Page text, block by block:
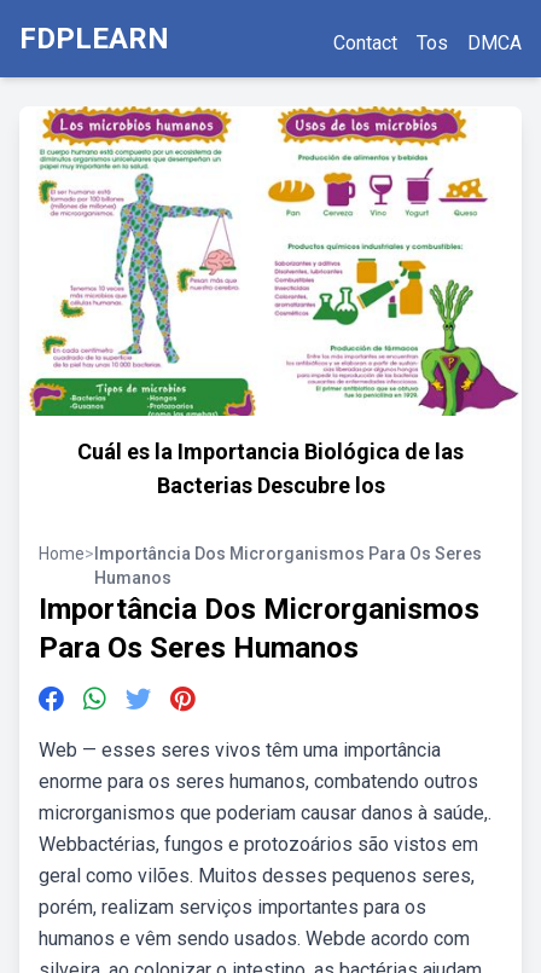
FDPLEARN Contact Tos DMCA
Cuál es la Importancia Biológica de las
Bacterias Descubre los
Home> Importância Dos Microrganismos Para Os Seres
Humanos
Importância Dos Microrganismos
Para Os Seres Humanos
Web — esses seres vivos têm uma importância
enorme para os seres humanos, combatendo outros
microrganismos que poderiam causar danos à saúde,.
Webbactérias, fungos e protozoários são vistos em
geral como vilões. Muitos desses pequenos seres,
porém, realizam serviços importantes para os
humanos e vêm sendo usados. Webde acordo com